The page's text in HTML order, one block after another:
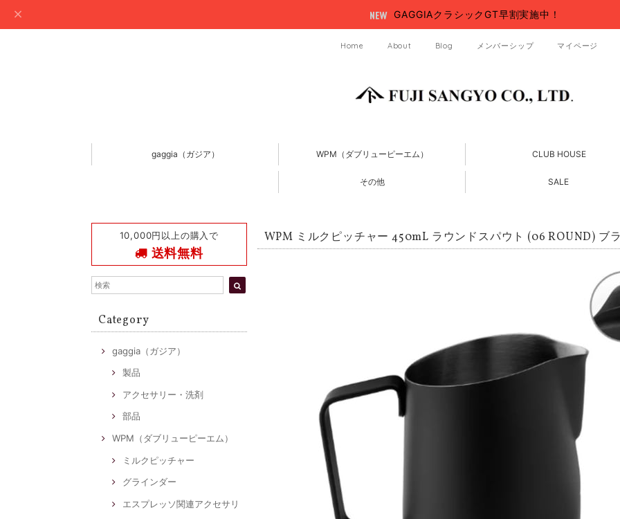
GAGGIAクラシックGT早割実施中！
Home About Blog メンバーシップ マイページ
gaggia（ガジア） WPM（ダブリューピーエム） CLUB HOUSE
その他 SALE
10,000円以上の購入で
送料無料
Category
gaggia（ガジア）
製品
アクセサリー・洗剤
部品
WPM（ダブリューピーエム）
ミルクピッチャー
グラインダー
エスプレッソ関連アクセサリ
WPM ミルクピッチャー 450mL ラウンドスパウト (06 ROUND) ブ